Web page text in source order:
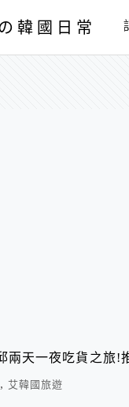
韓國日常
兩天一夜吃貨之旅!
, 艾韓國旅遊